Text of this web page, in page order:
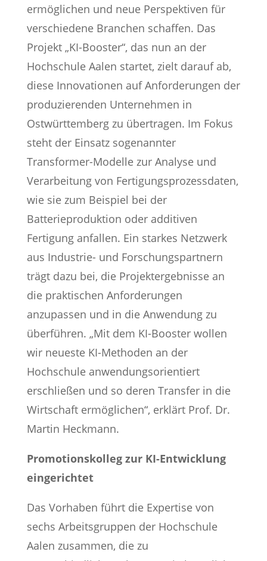
ermöglichen und neue Perspektiven für
verschiedene Branchen schaffen. Das
Projekt „KI-Booster“, das nun an der
Hochschule Aalen startet, zielt darauf ab,
diese Innovationen auf Anforderungen der
produzierenden Unternehmen in
Ostwürttemberg zu übertragen. Im Fokus
steht der Einsatz sogenannter
Transformer-Modelle zur Analyse und
Verarbeitung von Fertigungsprozessdaten,
wie sie zum Beispiel bei der
Batterieproduktion oder additiven
Fertigung anfallen. Ein starkes Netzwerk
aus Industrie- und Forschungspartnern
trägt dazu bei, die Projektergebnisse an
die praktischen Anforderungen
anzupassen und in die Anwendung zu
überführen. „Mit dem KI-Booster wollen
wir neueste KI-Methoden an der
Hochschule anwendungsorientiert
erschließen und so deren Transfer in die
Wirtschaft ermöglichen“, erklärt Prof. Dr.
Martin Heckmann.
Promotionskolleg zur KI-Entwicklung
eingerichtet
Das Vorhaben führt die Expertise von
sechs Arbeitsgruppen der Hochschule
Aalen zusammen, die zu